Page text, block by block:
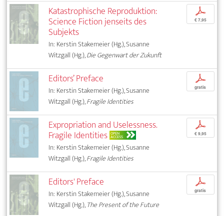
Katastrophische Reproduktion:
Science Fiction jenseits des
Subjekts
In: Kerstin Stakemeier (Hg.), Susanne
Witzgall (Hg.),Die Gegenwart der Zukunft
p
€ 7,95
Editors’ Preface
In: Kerstin Stakemeier (Hg.), Susanne
Witzgall (Hg.),Fragile Identities
p
gratis
Expropriation and Uselessness.
Fragile Identities OPEN
ACCESS
In: Kerstin Stakemeier (Hg.), Susanne
Witzgall (Hg.),Fragile Identities
p
€ 9,95
Editors' Preface
In: Kerstin Stakemeier (Hg.), Susanne
Witzgall (Hg.),The Present of the Future
p
gratis